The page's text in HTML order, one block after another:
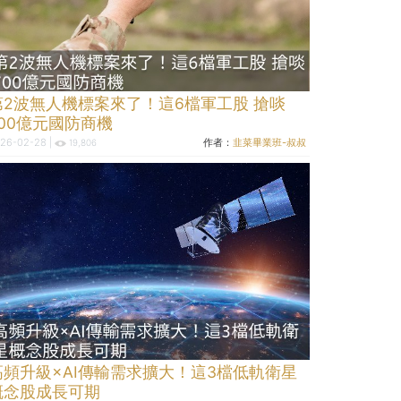
2波無人機標案來了！這6檔軍工股 搶啖
億元國防商機
02-28 | 19,806 作者：韭菜畢業班-叔叔
頻升級×AI傳輸需求擴大！這3檔低軌衛星
念股成長可期